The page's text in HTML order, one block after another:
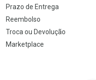
Prazo de Entrega
Reembolso
Troca ou Devolução
Marketplace